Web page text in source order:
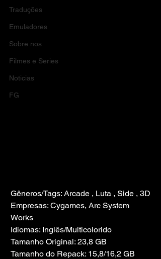
Traduções
Emuladores
Sobre nos
Filmes e Series
Noticias
FG
Gêneros/Tags: Arcade , Luta , Side , 3D
Empresas: Cygames, Arc System
Works
Idiomas: Inglês/Multicolorido
Tamanho Original: 23,8 GB
Tamanho do Repack: 15,8/16,2 GB